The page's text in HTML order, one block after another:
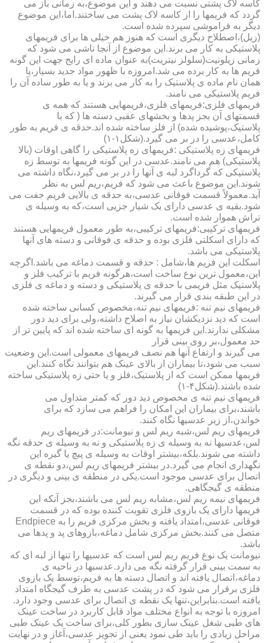
کاسه لاک پشتی نسبت می دهند و این موضوع،به زمانی باز می
گردد که فریمها را از کاسه لاک پشت می ساختند.اما،این موضوع
دیگر به فراموشی سپرده شده است.
(زیل)،اصطلاح دیگری است که هنوز هم خیلی ها برای فریمهای
پلاستیکی به کار می برند.این موضوع از آنجا ناشی می شود که
زمانی زیلونیت(سلولز نیتریت)به عنوان ماده ای رایج جهت این گونه
فریم ها به کار برده می شد.امروزه با ظهور مواد جدید بسیار،یا
همان نام ماده ی پلاستیک را به کار می برند و یا به طور ساده آن را
فریم پلاستیکی می نامند.
فریمهای فلزی:فریمهای فلزی،فریمهایی هستند که همه ی
قسمتهای آن بجز پدها و بخشهای عقبی دسته ها ( که با
پلاستیک،پوشیده شده) از فلز ساخته شده اند.حدقه ی فریم به طور
کامل،عدسی را در بر می گیرد.(شکل۱-۱)
فریمهای زه پلاستیکی :فریمهای زه پلاستیکی را گاهی اوقات (بالا
پلاستیکی) هم می نامند.عدسی در این گونه فریمها به توسط زه
پلاستیکی که گرداگرد لبه ی آنها را در بر می گیرد،نگاه داشته می
شوند.این موضوع باعث می شود که فریم،ریم لس به نظر
آید.معمولاً قسمت فوقانی عدسی،به حدقه ی بالایی فریم جفت می
شود.بقیه ی عدسی دارای یک شیار جزیی است،که به وسیله ی
تراش هموار شده است.
فریمهای ترکیبی:فریمهای ترکیبی،به طور معمول فریمهایی هستند
که دارای اسکلتی فلزی بوده و حدقه ی فوقانی و دسته های آنها
پلاستیکی می باشد.
اسکلت این فریم ها،شامل : حدقه و قسمت دماغه می باشد.اگرچه
این،معمول ترین نوع ساخت است،هرگونه فریم با ترکیب فلز و
پلاستیک مثل فریمی با حدقه ی پلاستیکی و دسته و دماغه ی فلزی
در این طبقه بندی قرار می گیرند.
فریمهای نیم تنه :فریمهای نیم تنه،مخصوص کسانی ساخته شده
است که دید نزدیکشان نیاز به اصلاح داشته،ولی برای دید دور
مشکلی ندارند.این فریمها به گونه ای ساخته شده اند که پایین تر از
حد معمول،بر روی بینی قرار
می گیرند و ارتفاع آنها هم نصف فریمهای معمولی است.این وضعیت
سبب می شود،تا بیماران از بالای عینک هم بتوانند نگاه کنند.این
فریمها ممکن است که از پلاستیک،فلز و یا حتی زه پلاستیکی ساخته
شده باشند.(شکل۴-۱)
فریمهای نیم تنه ی مخصوص دید دور که کمتر متداول می
باشند،برای بیماران این امکان را فراهم می سازد که برای
خواندن،از زیر عدسیها نگاه کنند.
فریمهای ریم لس،شبه ریم لس و نیومانت:در فریمهای ریم
لس،عدسیها نه به وسیله ی زه پلاستیکی و نه به وسیله ی حدقه نگه
داشته می شوند.بلکه،بیشتر اوقات به وسیله ی پیچ یا گیره این
نگهداری انجام می گیرد.در بیشتر فریمهای ریم لس،دو نقطه ی
اتصال برای عدسی موجود است.یکی در منطقه ی بینی و دیگری در
منطقه ی گیجگاهی.
فریمهای نیمه ریم لس،مشابه ریم لس می باشند،بجز آنکه این
فریمها دارای یک بازوی فلزی تقویت کننده بوده که در قسمت
فوقانی عدسی،امتداد یافته و بخش مرکزی فریم را به Endpiece
متصل می کنند.بخش مرکزی شامل دماغه،بازوهای پد و پدها می
باشد.
نیومانت یک نوع فریم ریم لس است که عدسیها را تنها از لبه ای که
به سمت بینی قرار گرفته نگه می دارد.عدسیها در ناحیه ی
دماغه،اتصال یافته اند و اتصال دسته ها به فریم،توسط یک بازوی
فلزی برقرار می شود که در پشت عدسی به طرف گیجگاه امتداد
یافته است.بنابراین،تنها یک نقطه ی اتصال برای عدسی وجود دارد.
امروزه با توجه به انواع مختلف مواد قابل کاربرد در ساخت عینک
های طبی شغل عینک سازی بطور کلی،برای ساخت یک عینک طبی
مراحل زیادی را باید طی نمود یعنی از تجویز عدسی،آغاز و در نهایت